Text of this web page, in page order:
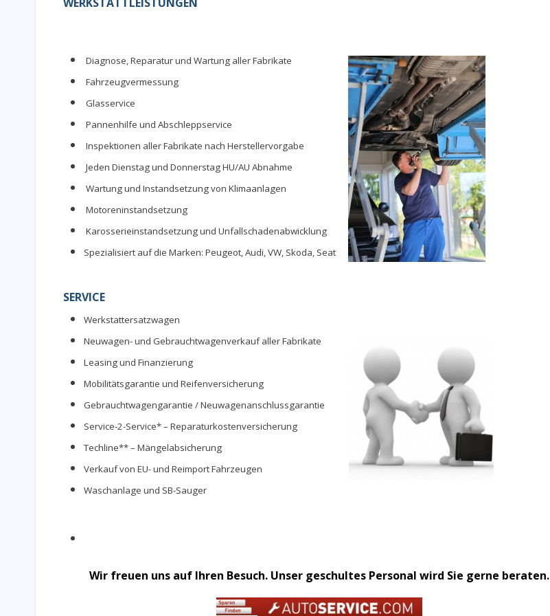
Diagnose, Reparatur und Wartung aller Fabrikate
Fahrzeugvermessung
Glasservice
Pannenhilfe und Abschleppservice
Inspektionen aller Fabrikate nach Herstellervorgabe
Jeden Dienstag und Donnerstag HU/AU Abnahme
Wartung und Instandsetzung von Klimaanlagen
Motoreninstandsetzung
Karosserieinstandsetzung und Unfallschadenabwicklung
Spezialisiert auf die Marken: Peugeot, Audi, VW, Skoda, Seat
SERVICE
Werkstattersatzwagen
Neuwagen- und Gebrauchtwagenverkauf aller Fabrikate
Leasing und Finanzierung
Mobilitätsgarantie und Reifenversicherung
Gebrauchtwagengarantie / Neuwagenanschlussgarantie
Service-2-Service* – Reparaturkostenversicherung
Techline** – Mängelabsicherung
Verkauf von EU- und Reimport Fahrzeugen
Waschanlage und SB-Sauger
Wir freuen uns auf Ihren Besuch. Unser geschultes Personal wird Sie gerne beraten.